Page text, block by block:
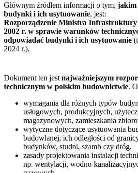
Głównym źródłem informacji o tym, jakim
budynki i ich usytuowanie, jest:
Rozporządzenie Ministra Infrastruktury
2002 r. w sprawie warunków
odpowiadać budynki i ich usytuowanie
2024 r.).
Dokument ten jest najważniejszym
technicznym w polskim budownictwie.
wymagania dla różnych typów
usługowych, produkcyjnych,
magazynowych, zamieszkania
wytyczne dotyczące usytuowania
budowlanej, ich odległości od
budynków, studni, szamb czy dróg,
zasady projektowania instalacji
np. wentylacji, wodno-